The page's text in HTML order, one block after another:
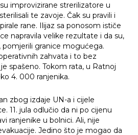
improvizirane strerilizatore u
te zavoje. Čak su pravili i
rane. Ilijaz sa ponosom ističe
napravila velike rezultate i da su,
granice mogućega.
zahvata i to bez
spašeno. Tokom rata, u Ratnoj
4. 000 ranjenika.
zbog izdaje UN-a i cijele
11. jula odlučio da ni po cijenu
ranjenike u bolnici. Ali, nije
Jedino što je mogao da